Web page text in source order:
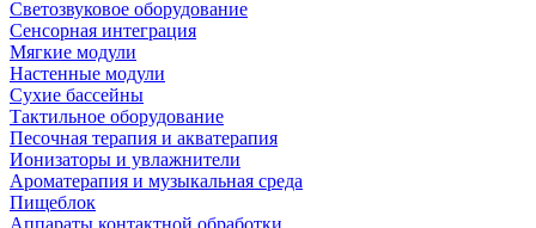
Светозвуковое оборудование
Сенсорная интеграция
Мягкие модули
Настенные модули
Сухие бассейны
Тактильное оборудование
Песочная терапия и акватерапия
Ионизаторы и увлажнители
Ароматерапия и музыкальная среда
Пищеблок
Аппараты контактной обработки